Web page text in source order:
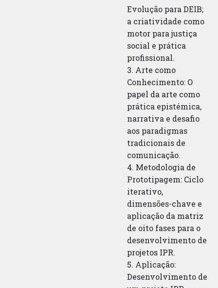
Evolução para DEIB;
a criatividade como
motor para justiça
social e prática
profissional.
3. Arte como
Conhecimento: O
papel da arte como
prática epistémica,
narrativa e desafio
aos paradigmas
tradicionais de
comunicação.
4. Metodologia de
Prototipagem: Ciclo
iterativo,
dimensões-chave e
aplicação da matriz
de oito fases para o
desenvolvimento de
projetos IPR.
5. Aplicação:
Desenvolvimento de